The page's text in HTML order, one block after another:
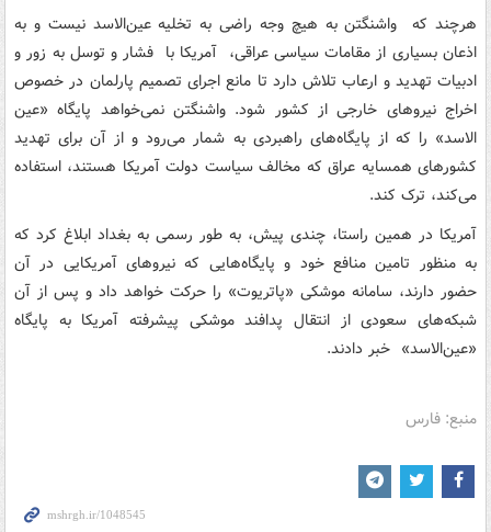
هرچند که واشنگتن به هیچ وجه راضی به تخلیه عین‌الاسد نیست و به
اذعان بسیاری از مقامات سیاسی عراقی، آمریکا با فشار و توسل به زور و
ادبیات تهدید و ارعاب تلاش دارد تا مانع اجرای تصمیم پارلمان در خصوص
اخراج نیروهای خارجی از کشور شود. واشنگتن نمی‌خواهد پایگاه «عین
الاسد» را که از پایگاه‌های راهبردی به شمار می‌رود و از آن برای تهدید
کشورهای همسایه عراق که مخالف سیاست دولت آمریکا هستند، استفاده
می‌کند، ترک کند.
آمریکا در همین راستا، چندی پیش، به طور رسمی به بغداد ابلاغ کرد که
به منظور تامین منافع خود و پایگاه‌هایی که نیروهای آمریکایی در آن
حضور دارند، سامانه موشکی «پاتریوت» را حرکت خواهد داد و پس از آن
شبکه‌های سعودی از انتقال پدافند موشکی پیشرفته آمریکا به پایگاه
«عین‌الاسد» خبر دادند.
منبع: فارس